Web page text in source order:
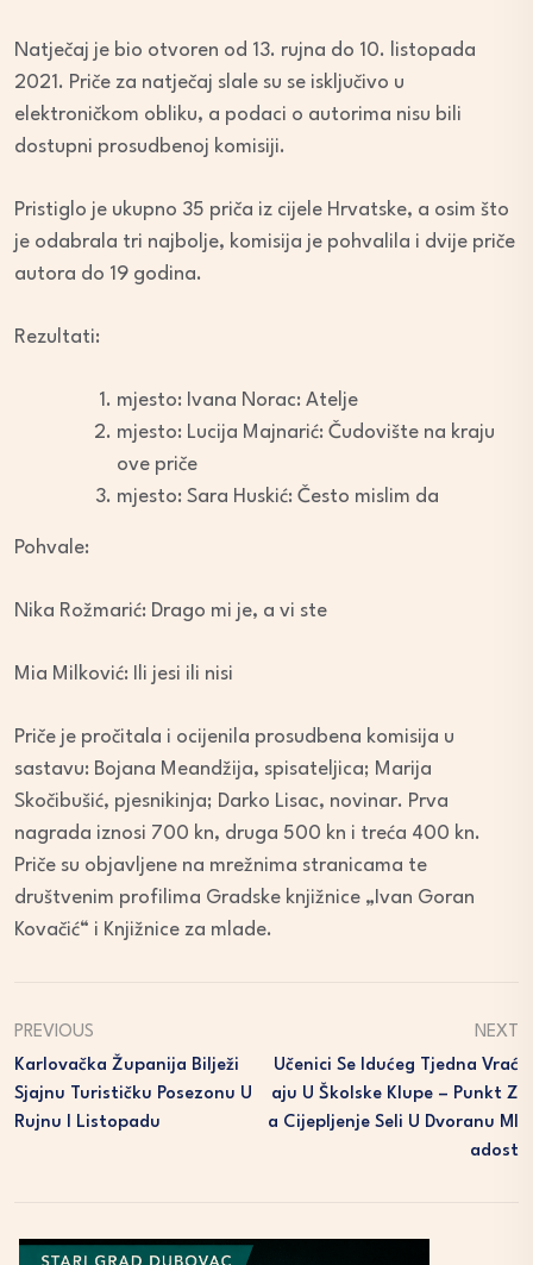
Natječaj je bio otvoren od 13. rujna do 10. listopada
2021. Priče za natječaj slale su se isključivo u
elektroničkom obliku, a podaci o autorima nisu bili
dostupni prosudbenoj komisiji.
Pristiglo je ukupno 35 priča iz cijele Hrvatske, a osim što
je odabrala tri najbolje, komisija je pohvalila i dvije priče
autora do 19 godina.
Rezultati:
mjesto: Ivana Norac: Atelje
mjesto: Lucija Majnarić: Čudovište na kraju
ove priče
mjesto: Sara Huskić: Često mislim da
Pohvale:
Nika Rožmarić: Drago mi je, a vi ste
Mia Milković: Ili jesi ili nisi
Priče je pročitala i ocijenila prosudbena komisija u
sastavu: Bojana Meandžija, spisateljica; Marija
Skočibušić, pjesnikinja; Darko Lisac, novinar. Prva
nagrada iznosi 700 kn, druga 500 kn i treća 400 kn.
Priče su objavljene na mrežnima stranicama te
društvenim profilima Gradske knjižnice „Ivan Goran
Kovačić“ i Knjižnice za mlade.
PREVIOUS
Karlovačka Županija Bilježi
Sjajnu Turističku Posezonu U
Rujnu I Listopadu
NEXT
Učenici Se Idućeg Tjedna Vrać
Aju U Školske Klupe – Punkt Z
A Cijepljenje Seli U Dvoranu Ml
Adost